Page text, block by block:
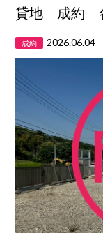
貸地 成約
成約 2026.06.04